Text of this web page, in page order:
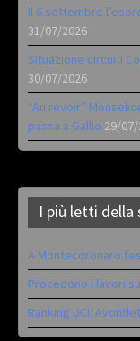
Il 6 settembre
31/07/2026
Situazione circuiti
30/07/2026
“Au revoir”
passa a Gallio 29/
I più letti della
A Montecoronaro
Procedono i lavori
Ranking UCI: